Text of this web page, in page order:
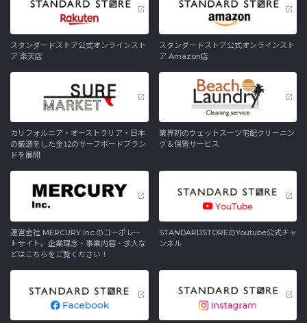
スタンダードストア公式オンラインスト
ア 楽天店
スタンダードストア公式オンラインスト
ア Amazon店
カリフォルニア・オーストラリア・日本
の厳選をした全12のサーフボードブラン
ドを展開
業界初のウェットスーツ宅配クリーニン
グ＆保管サービス
運営会社 MERCURY Inc.のコーポレー
トサイト。企業理念・事業内容・求人な
どはこちらをご覧ください！
STANDARDSTOREのYoutube公式チャ
ンネル